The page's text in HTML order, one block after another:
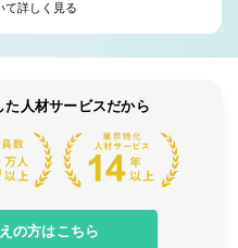
て詳しく見る
た人材サービスだから
の方はこちら